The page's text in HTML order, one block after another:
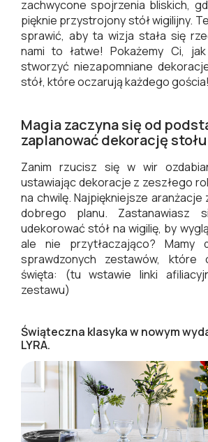
zachwycone spojrzenia bliskich,
pięknie przystrojony stół wigilijny.
sprawić, aby ta wizja stała się
nami to łatwe! Pokażemy Ci,
stworzyć niezapomniane
stół, które oczarują każdego gościa!
Magia zaczyna się od
zaplanować dekorację
Zanim rzucisz się w wir
ustawiając dekoracje z zeszłego
na chwilę. Najpiękniejsze aranżacje
dobrego planu. Zastanawiasz
udekorować stół na wigilię, by
ale nie przytłaczająco? Mamy
sprawdzonych zestawów, które
święta: (tu wstawie linki
zestawu)
Świąteczna klasyka w nowym
LYRA.